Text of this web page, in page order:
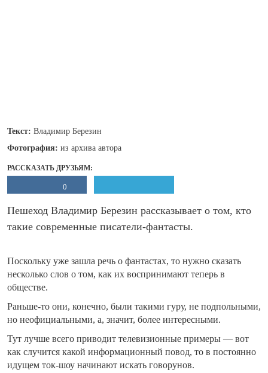
Текст: Владимир Березин
Фотография: из архива автора
РАССКАЗАТЬ ДРУЗЬЯМ:
0
Пешеход Владимир Березин рассказывает о том, кто
такие современные писатели-фантасты.
Поскольку уже зашла речь о фантастах, то нужно сказать
несколько слов о том, как их воспринимают теперь в
обществе.
Раньше-то они, конечно, были такими гуру, не подпольными,
но неофициальными, а, значит, более интересными.
Тут лучше всего приводит телевизионные примеры — вот
как случится какой информационный повод, то в постоянно
идущем ток-шоу начинают искать говорунов.